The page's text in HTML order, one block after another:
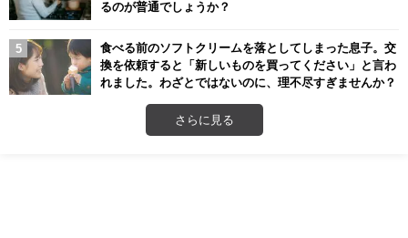
るのが普通でしょうか？
食べる前のソフトクリームを落としてしまった息子。交
換を依頼すると「新しいものを買ってください」と言わ
れました。わざとではないのに、理不尽すぎませんか？
さらに見る